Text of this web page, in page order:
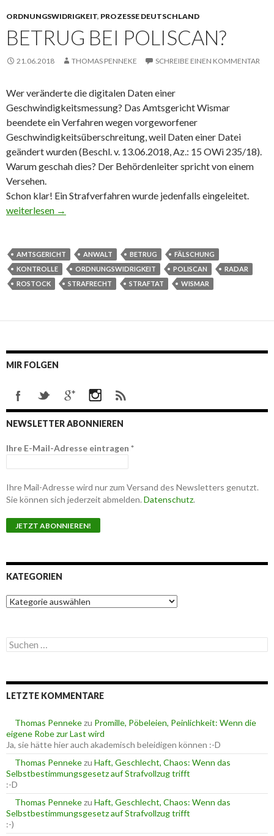
ORDNUNGSWIDRIGKEIT, PROZESSE DEUTSCHLAND
BETRUG BEI POLISCAN?
21.06.2018 THOMAS PENNEKE SCHREIBE EINEN KOMMENTAR
Wer veränderte die digitalen Daten einer
Geschwindigkeitsmessung? Das Amtsgericht Wismar
beendete ein Verfahren wegen vorgeworfener
Geschwindigkeitsüberschreitung, weil Daten einer Datei
geändert wurden (Beschl. v. 13.06.2018, Az.: 15 OWi 235/18).
Warum geschah dies? Der Behördenleiter spricht von einem
Versehen.
Schon klar! Ein Strafverfahren wurde jedenfalls eingeleitet.
Betrug bei PoliScan?
weiterlesen →
AMTSGERICHT ANWALT BETRUG
FÄLSCHUNG
KONTROLLE
ORDNUNGSWIDRIGKEIT POLISCAN
RADAR
ROSTOCK
STRAFRECHT STRAFTAT WISMAR
MIR FOLGEN
NEWSLETTER ABONNIEREN
Ihre E-Mail-Adresse eintragen *
Ihre Mail-Adresse wird nur zum Versand des Newsletters genutzt.
Sie können sich jederzeit abmelden. Datenschutz.
KATEGORIEN
K
a
g
o
n
S
u
e
n
c
h
:
LETZTE KOMMENTARE
Thomas Pennekezu Promille, Pöbeleien, Peinlichkeit: Wenn die
eigene Robe zur Last wird
Ja, sie hätte hier auch akademisch beleidigen können :-D
Thomas Pennekezu Haft, Geschlecht, Chaos: Wenn das
Selbstbestimmungsgesetz auf Strafvollzug trifft
:-D
Thomas Pennekezu Haft, Geschlecht, Chaos: Wenn das
Selbstbestimmungsgesetz auf Strafvollzug trifft
:-)